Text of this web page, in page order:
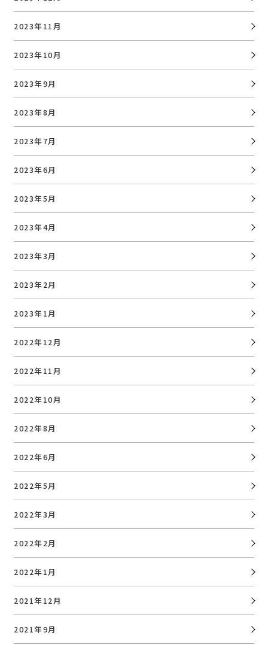
2023年11月
2023年10月
2023年9月
2023年8月
2023年7月
2023年6月
2023年5月
2023年4月
2023年3月
2023年2月
2023年1月
2022年12月
2022年11月
2022年10月
2022年8月
2022年6月
2022年5月
2022年3月
2022年2月
2022年1月
2021年12月
2021年9月